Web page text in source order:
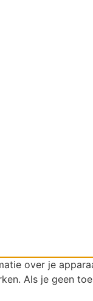
over je
Als je geen